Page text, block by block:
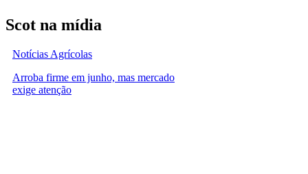
Scot na mídia
Notícias Agrícolas
Arroba firme em junho, mas mercado
exige atenção